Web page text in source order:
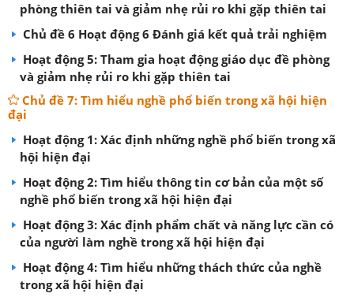
phòng thiên tai và giảm nhẹ rủi ro khi gặp thiên tai
Chủ đề 6 Hoạt động 6 Đánh giá kết quả trải nghiệm
Hoạt động 5: Tham gia hoạt động giáo dục đề phòng
và giảm nhẹ rủi ro khi gặp thiên tai
Chủ đề 7: Tìm hiểu nghề phổ biến trong xã hội hiện
đại
Hoạt động 1: Xác định những nghề phổ biến trong xã
hội hiện đại
Hoạt động 2: Tìm hiểu thông tin cơ bản của một số
nghề phổ biến trong xã hội hiện đại
Hoạt động 3: Xác định phẩm chất và năng lực cần có
của người làm nghề trong xã hội hiện đại
Hoạt động 4: Tìm hiểu những thách thức của nghề
trong xã hội hiện đại